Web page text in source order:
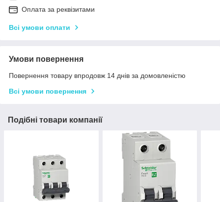
Оплата за реквізитами
Всі умови оплати
Умови повернення
Повернення товару впродовж 14 днів за домовленістю
Всі умови повернення
Подібні товари компанії